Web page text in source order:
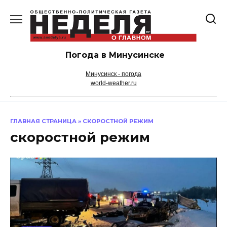
содержанию
Погода в Минусинске
Минусинск - погода
world-weather.ru
ГЛАВНАЯ СТРАНИЦА » СКОРОСТНОЙ РЕЖИМ
скоростной режим